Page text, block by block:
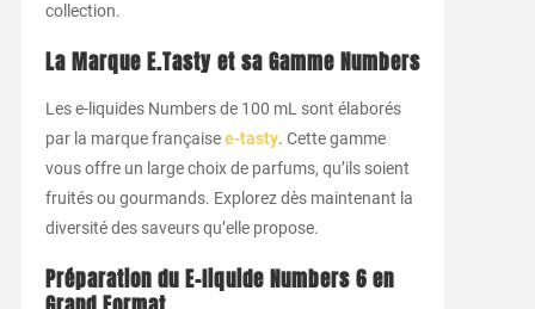
collection.
La Marque E.Tasty et sa Gamme Numbers
Les e-liquides Numbers de 100 mL sont élaborés
par la marque françaisee-tasty. Cette gamme
vous offre un large choix de parfums, qu’ils soient
fruités ou gourmands. Explorez dès maintenant la
diversité des saveurs qu’elle propose.
Préparation du E-liquide Numbers 6 en